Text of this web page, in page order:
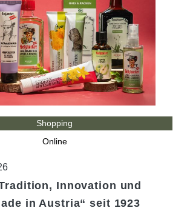
Shopping
Online
Innovation und
in Austria“ seit 1923